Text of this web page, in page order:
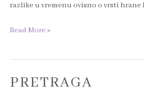
razlike u vremenu ovisno o vrsti hrane
Read More »
PRETRAGA